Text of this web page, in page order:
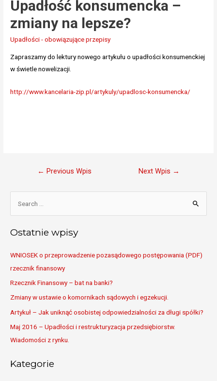
Upadłość konsumencka –
zmiany na lepsze?
Upadłości - obowiązujące przepisy
Zapraszamy do lektury nowego artykułu o upadłości konsumenckiej
w świetle nowelizacji.
http://www.kancelaria-zip.pl/artykuly/upadlosc-konsumencka/
Nawigacja
← Previous Wpis Next Wpis →
r
r
:
Ostatnie wpisy
WNIOSEK o przeprowadzenie pozasądowego postępowania (PDF)
rzecznik finansowy
Rzecznik Finansowy – bat na banki?
Zmiany w ustawie o komornikach sądowych i egzekucji.
Artykuł – Jak uniknąć osobistej odpowiedzialności za długi spółki?
Maj 2016 – Upadłości i restrukturyzacja przedsiębiorstw.
Wiadomości z rynku.
Kategorie